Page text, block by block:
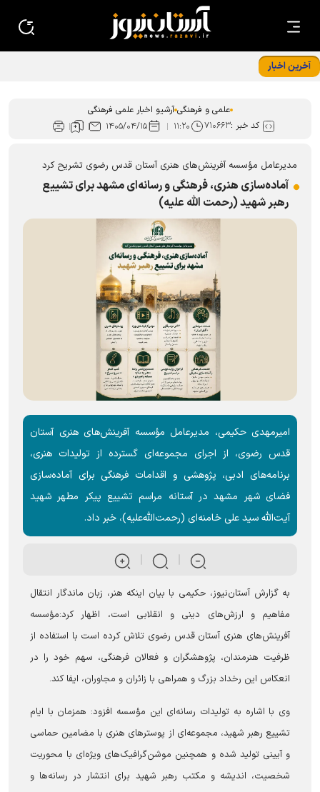
آخرین اخبار
علمی و فرهنگی آرشیو اخبار علمی فرهنگی
کد خبر :۷۱۰۶۶۳ ۱۱:۲۰ ۱۴۰۵/۰۴/۱۵
مدیرعامل مؤسسه آفرینش‌های هنری آستان قدس رضوی تشریح کرد
آماده‌سازی هنری، فرهنگی و رسانه‌ای مشهد برای تشییع
رهبر شهید (رحمت الله علیه)
امیرمهدی حکیمی، مدیرعامل مؤسسه آفرینش‌های هنری آستان
قدس رضوی، از اجرای مجموعه‌ای گسترده از تولیدات هنری،
برنامه‌های ادبی، پژوهشی و اقدامات فرهنگی برای آماده‌سازی
فضای شهر مشهد در آستانه مراسم تشییع پیکر مطهر شهید
آیت‌الله سید علی خامنه‌ای (رحمت‌الله‌علیه)، خبر داد.
به گزارش آستان‌نیوز، حکیمی با بیان اینکه هنر، زبان ماندگار انتقال
مفاهیم و ارزش‌های دینی و انقلابی است، اظهار کرد:مؤسسه
آفرینش‌های هنری آستان قدس رضوی تلاش کرده است با استفاده از
ظرفیت هنرمندان، پژوهشگران و فعالان فرهنگی، سهم خود را در
انعکاس این رخداد بزرگ و همراهی با زائران و مجاوران، ایفا کند.
وی با اشاره به تولیدات رسانه‌ای این مؤسسه افزود: همزمان با ایام
تشییع رهبر شهید، مجموعه‌ای از پوستر‌های هنری با مضامین حماسی
و آیینی تولید شده و همچنین موشن‌گرافیک‌های ویژه‌ای با محوریت
شخصیت، اندیشه و مکتب رهبر شهید برای انتشار در رسانه‌ها و